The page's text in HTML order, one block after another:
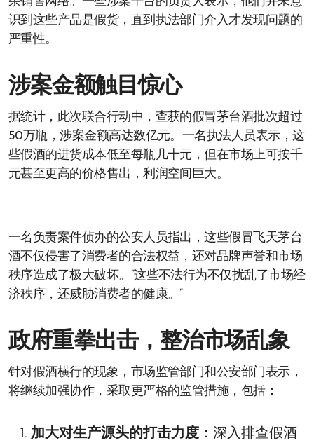
识到这些产品是假货，直到执法部门介入才发现问题的
严重性。
涉案金额触目惊心
据统计，此次联合行动中，查获的假冒茅台酒批次超过
50万瓶，涉案金额高达数亿元。一名执法人员表示，这
些假酒的进货成本低至每瓶几十元，但在市场上可按千
元甚至更高的价格售出，利润空间巨大。
一名负责案件侦办的公安人员指出，这些假冒飞天茅台
酒不仅侵害了消费者的合法权益，还对品牌声誉和市场
秩序造成了极大破坏。“这些不法行为不仅扰乱了市场经
济秩序，还威胁消费者的健康。”
政府重拳出击，整治市场乱象
针对假酒横行的现象，市场监管部门和公安部门表示，
将继续加强协作，采取更严格的监管措施，包括：
加大对生产源头的打击力度 ：深入排查假酒